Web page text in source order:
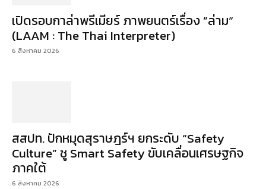
เปิดรอบกาล่าพรีเมียร์ ภาพยนตร์เรื่อง ”ล่าม“
(LAAM : The Thai Interpreter)
6 สิงหาคม 2026
สสปท. ปักหมุดสุราษฎร์ฯ ยกระดับ “Safety
Culture” ชู Smart Safety ขับเคลื่อนเศรษฐกิจ
ภาคใต้
6 สิงหาคม 2026